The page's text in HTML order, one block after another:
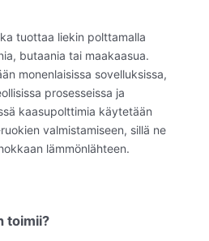
tuottaa liekin polttamalla
butaania tai maakaasua.
monenlaisissa sovelluksissa,
prosesseissa ja
kaasupolttimia käytetään
valmistamiseen, sillä ne
lämmönlähteen.
toimii?